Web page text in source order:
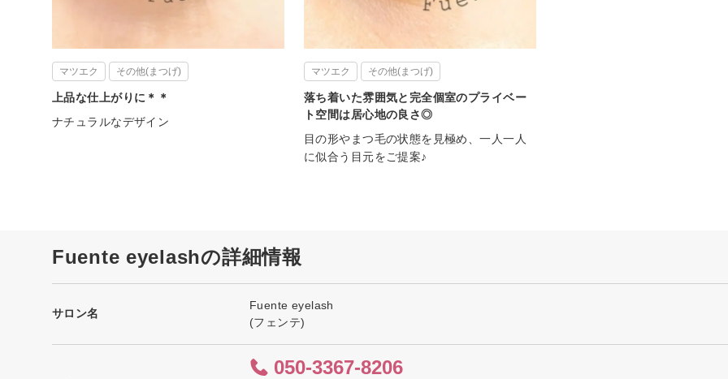
マツエク その他(まつげ)
上品な仕上がりに＊＊
ナチュラルなデザイン
マツエク その他(まつげ)
落ち着いた雰囲気と完全個室のプライベー
ト空間は居心地の良さ◎
目の形やまつ毛の状態を見極め、一人一人
に似合う目元をご提案♪
Fuente eyelashの詳細情報
サロン名
Fuente eyelash
(フェンテ)
050-3367-8206